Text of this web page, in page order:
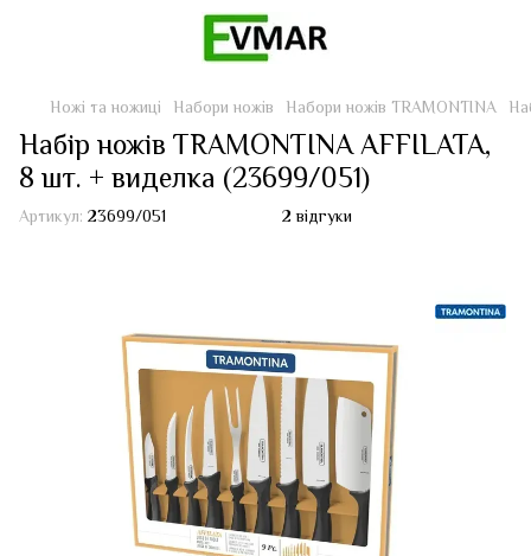
Ножі та ножиці Набори ножів Набори ножів TRAMONTINA
Набір ножів TRAMONTINA AFFILATA,
8 шт. + виделка (23699/051)
Артикул: 23699/051 2 відгуки